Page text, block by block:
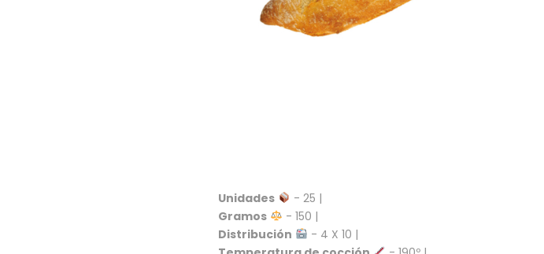
Unidades
- 25 |
Gramos
- 150 |
Distribución
- 4 X 10 |